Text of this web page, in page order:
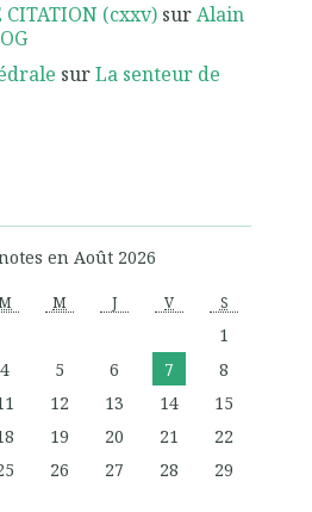
CITATION (cxxv) surAlain
surLa senteur de
en Août 2026
M J V S
1
4 5 6 7
8
12 13 14
15
19 20 21
22
26 27 28
29